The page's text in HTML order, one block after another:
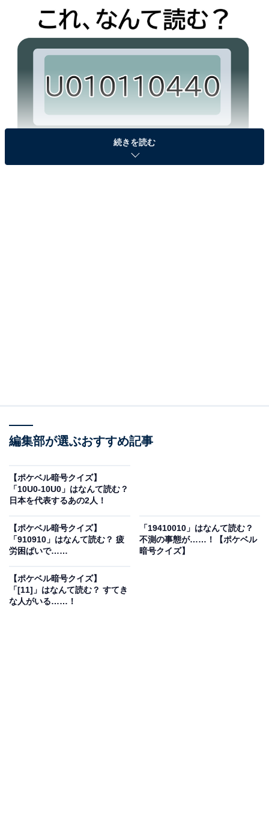
こちらもおすすめ
む？ 今日の集合場所はココ！
続きを読む
編集部が選ぶおすすめ記事
【ポケベル暗号クイズ】
「10U0-10U0」はなんて読む？
日本を代表するあの2人！
【ポケベル暗号クイズ】
「910910」はなんて読む？ 疲
労困ぱいで……
「19410010」はなんて読む？
不測の事態が……！【ポケベル
暗号クイズ】
【ポケベル暗号クイズ】
「[11]」はなんて読む？ すてき
な人がいる……！